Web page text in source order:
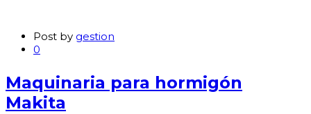
Post by gestion
0
Maquinaria para hormigón
Makita